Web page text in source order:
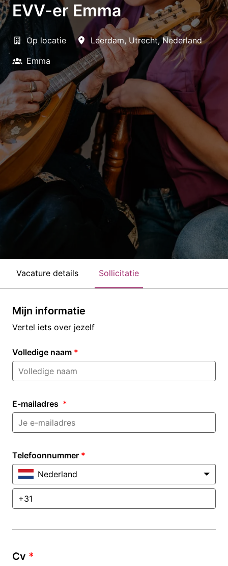
EVV-er Emma
Op locatie Leerdam, Utrecht, Nederland
Emma
Vacature details Sollicitatie
Mijn informatie
Vertel iets over jezelf
Volledige naam *
E-mailadres *
Telefoonnummer *
Nederland
Cv *